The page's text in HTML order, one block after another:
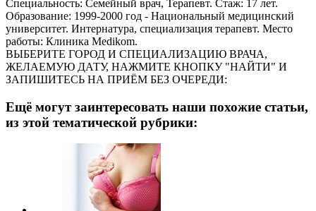
Специальность: Семейный врач, Терапевт. Стаж: 17 лет.
Образование: 1999-2000 год - Национальный медицинский
университет. Интернатура, специализация терапевт. Место
работы: Клиника Medikom.
ВЫБЕРИТЕ ГОРОД И СПЕЦИАЛИЗАЦИЮ ВРАЧА,
ЖЕЛАЕМУЮ ДАТУ, НАЖМИТЕ КНОПКУ "НАЙТИ" И
ЗАПИШИТЕСЬ НА ПРИЁМ БЕЗ ОЧЕРЕДИ:
Ещё могут заинтересовать наши похожие статьи,
из этой тематической рубрики: